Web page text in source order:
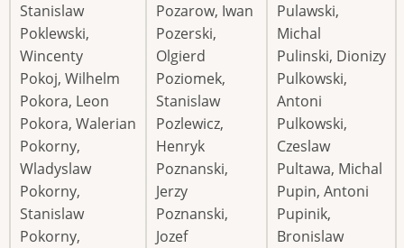
Stanislaw
Poklewski,
Wincenty
Pokoj, Wilhelm
Pokora, Leon
Pokora, Walerian
Pokorny,
Wladyslaw
Pokorny,
Stanislaw
Pokorny,
Pozarow, Iwan
Pozerski,
Olgierd
Poziomek,
Stanislaw
Pozlewicz,
Henryk
Poznanski,
Jerzy
Poznanski,
Jozef
Pulawski,
Michal
Pulinski, Dionizy
Pulkowski,
Antoni
Pulkowski,
Czeslaw
Pultawa, Michal
Pupin, Antoni
Pupinik,
Bronislaw